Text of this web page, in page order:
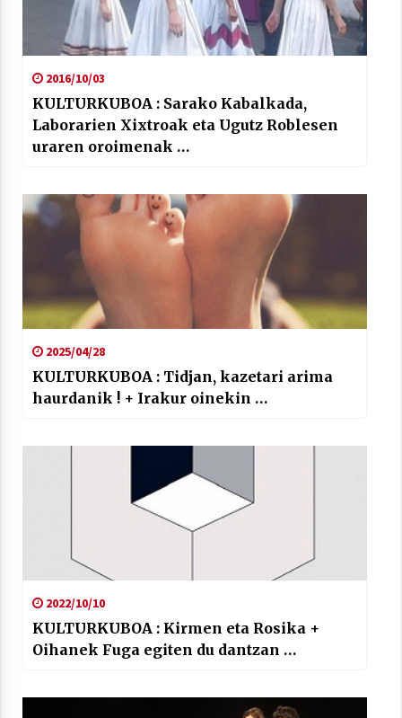
2016/10/03
KULTURKUBOA : Sarako Kabalkada,
Laborarien Xixtroak eta Ugutz Roblesen
uraren oroimenak …
2025/04/28
KULTURKUBOA : Tidjan, kazetari arima
haurdanik ! + Irakur oinekin …
2022/10/10
KULTURKUBOA : Kirmen eta Rosika +
Oihanek Fuga egiten du dantzan …